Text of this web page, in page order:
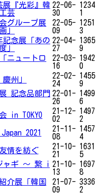
『光彩』韓
芸
22-06-
30
1234
1
グループ展
」
22-05-
09
1251
3
記念展「あの
」
22-04-
27
1365
9
ニュートロ
22-03-
16
1942
0
州」
22-02-
24
1455
9
記念品部門 22-01-
26
1499
6
in TOKYO
21-12-
02
1497
2
2021
21-11-
08
1457
4
情を紡ぐ
21-10-
21
1631
5
ャギ ～ 繋 i 21-10-
13
1697
8
介展「韓国
21-07-
09
3336
2